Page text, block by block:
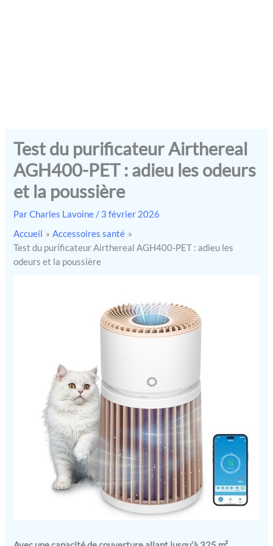
Test du purificateur Airthereal
AGH400-PET : adieu les odeurs
et la poussière
ParCharles Lavoine / 3 février 2026
Accueil
Accessoires santé
Test du purificateur Airthereal AGH400-PET : adieu les
odeurs et la poussière